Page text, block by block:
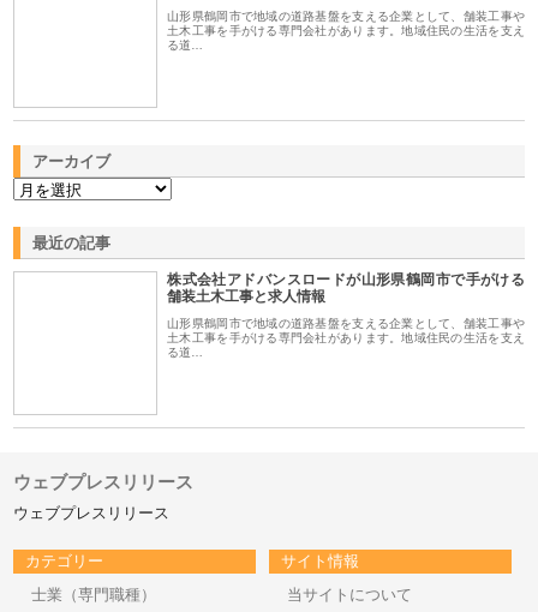
山形県鶴岡市で地域の道路基盤を支える企業として、舗装工事や
土木工事を手がける専門会社があります。地域住民の生活を支え
る道…
アーカイブ
最近の記事
株式会社アドバンスロードが山形県鶴岡市で手がける
舗装土木工事と求人情報
山形県鶴岡市で地域の道路基盤を支える企業として、舗装工事や
土木工事を手がける専門会社があります。地域住民の生活を支え
る道…
ウェブプレスリリース
ウェブプレスリリース
カテゴリー
士業（専門職種）
サイト情報
当サイトについて